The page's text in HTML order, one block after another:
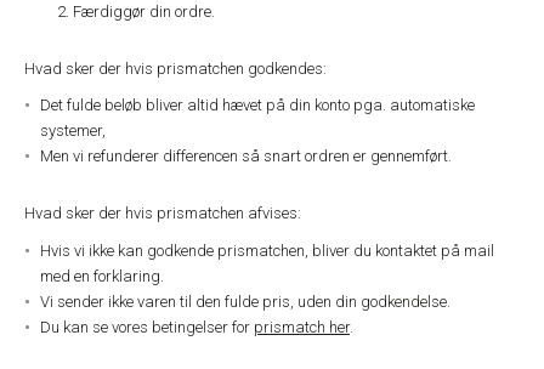
Færdiggør din ordre.
Hvad sker der hvis prismatchen godkendes:
Det fulde beløb bliver altid hævet på din konto pga. automatiske
systemer,
Men vi refunderer differencen så snart ordren er gennemført.
Hvad sker der hvis prismatchen afvises:
Hvis vi ikke kan godkende prismatchen, bliver du kontaktet på mail
med en forklaring.
Vi sender ikke varen til den fulde pris, uden din godkendelse.
Du kan se vores betingelser for prismatch her.